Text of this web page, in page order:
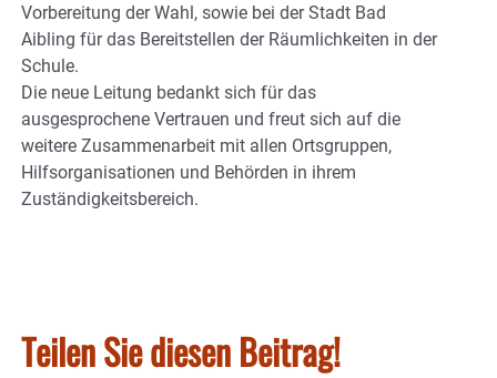
Vorbereitung der Wahl, sowie bei der Stadt Bad
Aibling für das Bereitstellen der Räumlichkeiten in der
Schule.
Die neue Leitung bedankt sich für das
ausgesprochene Vertrauen und freut sich auf die
weitere Zusammenarbeit mit allen Ortsgruppen,
Hilfsorganisationen und Behörden in ihrem
Zuständigkeitsbereich.
Teilen Sie diesen Beitrag!